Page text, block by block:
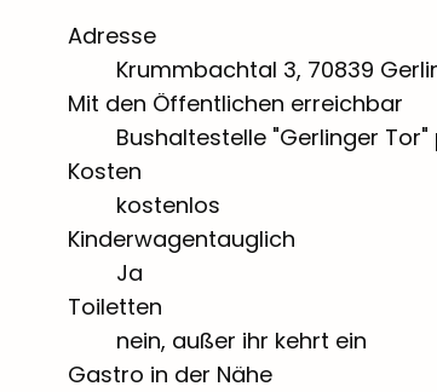
Adresse
Krummbachtal 3, 70839
Mit den Öffentlichen erreichbar
Bushaltestelle "Gerlinger Tor"
Kosten
kostenlos
Kinderwagentauglich
Ja
Toiletten
nein, außer ihr kehrt ein
Gastro in der Nähe